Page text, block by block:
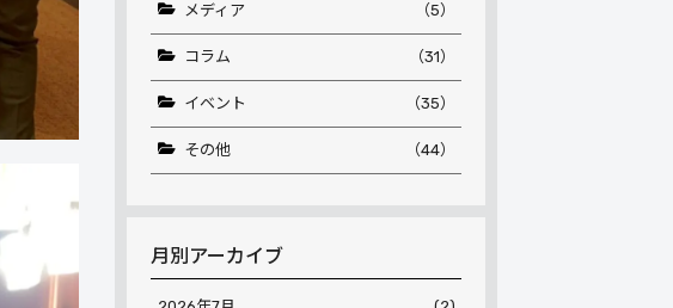
メディア （5）
コラム （31）
イベント （35）
その他 （44）
月別アーカイブ